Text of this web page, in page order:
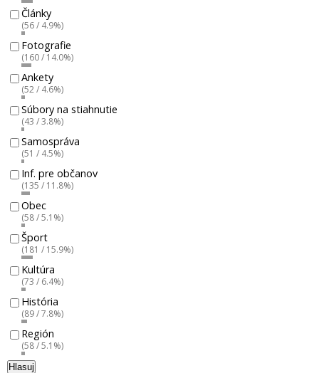
Články
(56 / 4.9%)
Fotografie
(160 / 14.0%)
Ankety
(52 / 4.6%)
Súbory na stiahnutie
(43 / 3.8%)
Samospráva
(51 / 4.5%)
Inf. pre občanov
(135 / 11.8%)
Obec
(58 / 5.1%)
Šport
(181 / 15.9%)
Kultúra
(73 / 6.4%)
História
(89 / 7.8%)
Región
(58 / 5.1%)
Hlasuj